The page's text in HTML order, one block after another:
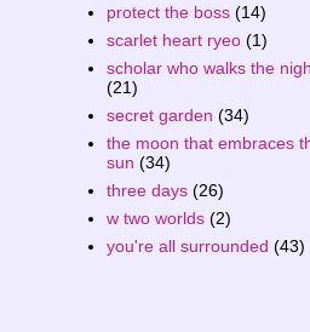
protect the boss (14)
scarlet heart ryeo (1)
scholar who walks the
(21)
secret garden (34)
the moon that embraces
sun (34)
three days (26)
w two worlds (2)
you're all surrounded (43)